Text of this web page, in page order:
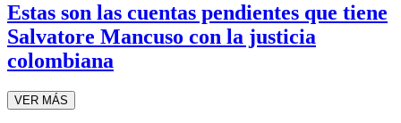
Estas son las cuentas pendientes que tiene
Salvatore Mancuso con la justicia
colombiana
VER MÁS